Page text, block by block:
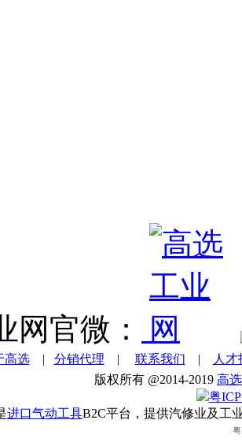
网官微：
高选| 分销代理 | 联系我们 |
人才
版权所有 @2014-2019 高
粤
进口气动工具B2C平台，提供汽修业及工